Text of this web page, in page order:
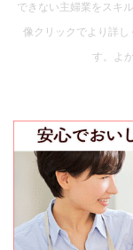
できない主婦業をスキ
像クリックでより詳し
す。よ